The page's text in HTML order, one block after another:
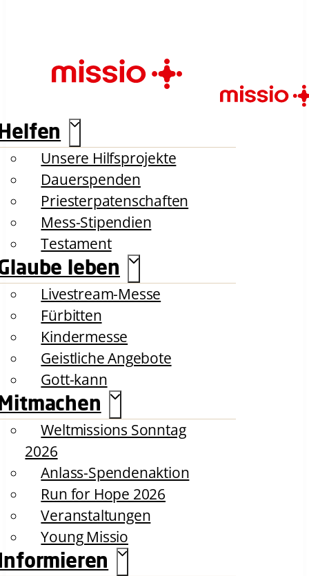
Unsere Hilfsprojekte
Dauerspenden
Priesterpatenschaften
Mess-Stipendien
Testament
leben
Livestream-Messe
Fürbitten
Kindermesse
Geistliche Angebote
Gott-kann
Weltmissions Sonntag
2026
Anlass-Spendenaktion
Run for Hope 2026
Veranstaltungen
Young Missio